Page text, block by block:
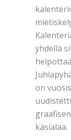
yhdellä
on
käsialaa.